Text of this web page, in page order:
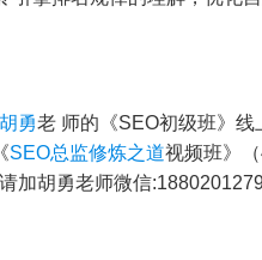
胡勇老 师的《SEO初级班》线
SEO总监修炼之道视频班》
加胡勇老师微信